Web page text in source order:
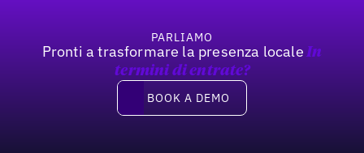
PARLIAMO
Pronti a trasformare la presenza locale In
termini di entrate?
Book a demo
BOOK A DEMO